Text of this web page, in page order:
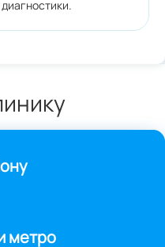
метро